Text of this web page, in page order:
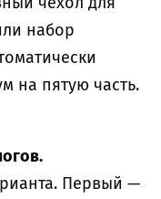
набор
на пятую часть.
Первый —